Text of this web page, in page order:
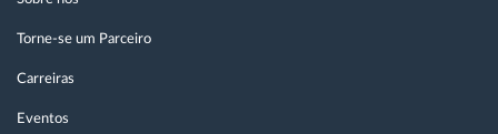
Torne-se um Parceiro
Carreiras
Eventos